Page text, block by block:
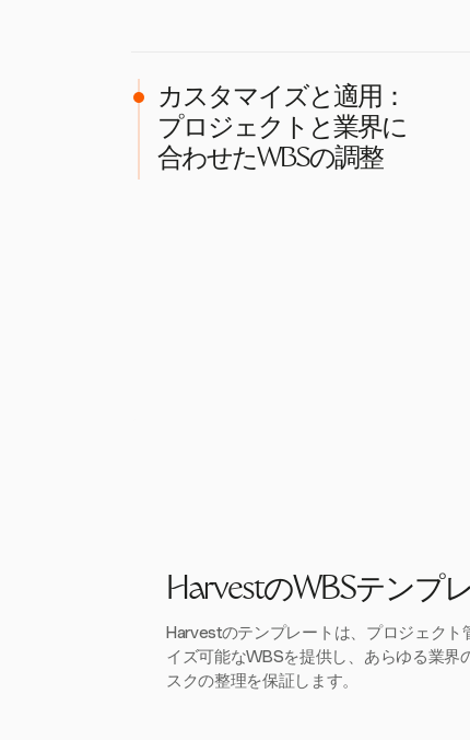
カスタマイズと適用：
プロジェクトと業界に
合わせたWBSの調整
HarvestのWBSテンプ
Harvestのテンプレートは、プロジェクト
イズ可能なWBSを提供し、あらゆる業界
スクの整理を保証します。